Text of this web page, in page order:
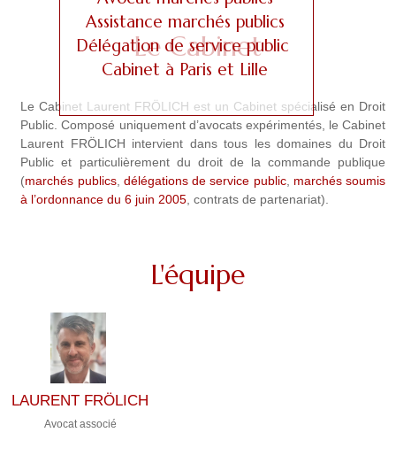
Assistance marchés publics
Délégation de service public
Cabinet à Paris et Lille
Le Cabinet
Le Cabinet Laurent FRÖLICH est un Cabinet spécialisé en Droit
Public. Composé uniquement d’avocats expérimentés, le Cabinet
Laurent FRÖLICH intervient dans tous les domaines du Droit
Public et particulièrement du droit de la commande publique
(marchés publics, délégations de service public, marchés soumis
à l’ordonnance du 6 juin 2005 , contrats de partenariat).
L'équipe
LAURENT FRÖLICH
Avocat associé